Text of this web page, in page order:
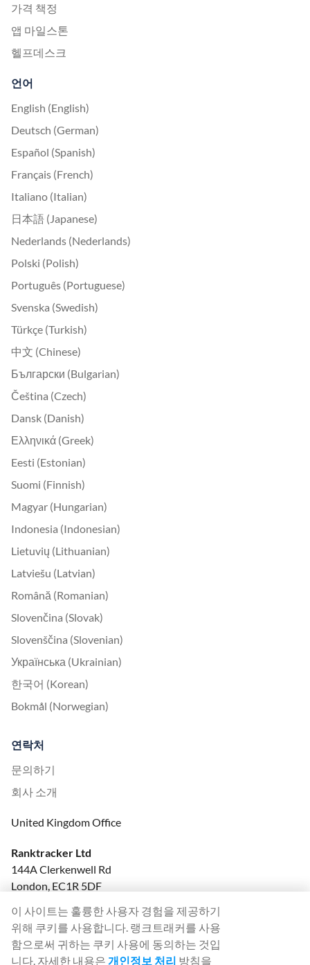
가격 책정
앱 마일스톤
헬프데스크
언어
English (English)
Deutsch (German)
Español (Spanish)
Français (French)
Italiano (Italian)
日本語 (Japanese)
Nederlands (Nederlands)
Polski (Polish)
Português (Portuguese)
Svenska (Swedish)
Türkçe (Turkish)
中文 (Chinese)
Български (Bulgarian)
Čeština (Czech)
Dansk (Danish)
Ελληνικά (Greek)
Eesti (Estonian)
Suomi (Finnish)
Magyar (Hungarian)
Indonesia (Indonesian)
Lietuvių (Lithuanian)
Latviešu (Latvian)
Română (Romanian)
Slovenčina (Slovak)
Slovenščina (Slovenian)
Українська (Ukrainian)
한국어 (Korean)
Bokmål (Norwegian)
연락처
문의하기
회사 소개
United Kingdom Office
Ranktracker Ltd
144A Clerkenwell Rd
London, EC1R 5DF
felix@ranktracker.com
이 사이트는 훌륭한 사용자 경험을 제공하기
위해 쿠키를 사용합니다. 랭크트래커를 사용
함으로써 귀하는 쿠키 사용에 동의하는 것입
니다. 자세한 내용은 개인정보 처리 방침을